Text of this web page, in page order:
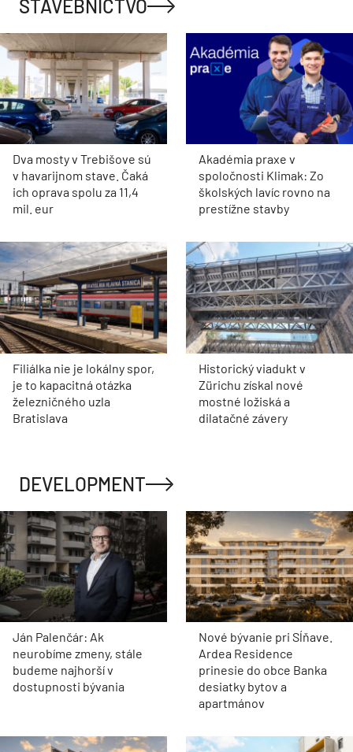
STAVEBNÍCTVO
Dva mosty v Trebišove sú
v havarijnom stave. Čaká
ich oprava spolu za 11,4
mil. eur
Akadémia praxe v
spoločnosti Klimak: Zo
školských lavíc rovno na
prestížne stavby
Filiálka nie je lokálny spor,
je to kapacitná otázka
železničného uzla
Bratislava
Historický viadukt v
Zürichu získal nové
mostné ložiská a
dilatačné závery
DEVELOPMENT
Ján Palenčár: Ak
neurobíme zmeny, stále
budeme najhorší v
dostupnosti bývania
Nové bývanie pri Sĺňave.
Ardea Residence
prinesie do obce Banka
desiatky bytov a
apartmánov